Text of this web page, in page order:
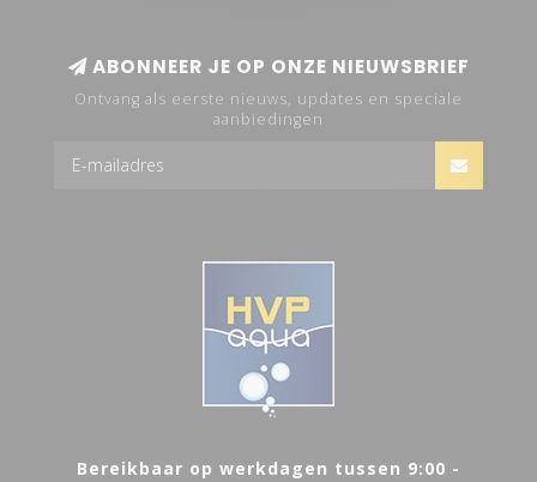
ABONNEER JE OP ONZE NIEUWSBRIEF
Ontvang als eerste nieuws, updates en speciale
aanbiedingen
Bereikbaar op werkdagen tussen 9:00 -